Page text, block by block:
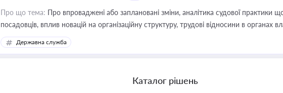
Про що тема: Про впроваджені або заплановані зміни, аналітика судової практики
посадовців, вплив новацій на організаційну структуру, трудові відносини в органах
Державна служба
Каталог рішень